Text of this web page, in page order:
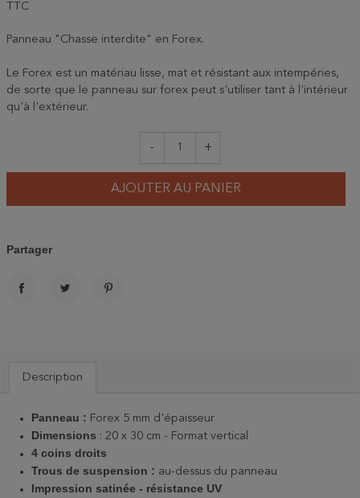
TTC
Panneau "Chasse interdite" en Forex.
Le Forex est un matériau lisse, mat et résistant aux intempéries,
de sorte que le panneau sur forex peut s'utiliser tant à l'intérieur
qu'à l'extérieur.
- +
AJOUTER AU PANIER
Partager
Description
Panneau : Forex 5 mm d'épaisseur
Dimensions : 20 x 30 cm - Format vertical
4 coins droits
Trous de suspension : au-dessus du panneau
Impression satinée - résistance UV